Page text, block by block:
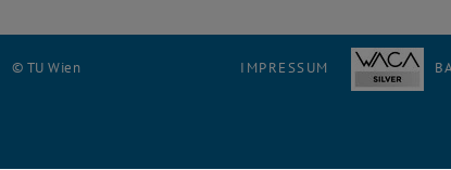
© TU Wien IMPRESSUM